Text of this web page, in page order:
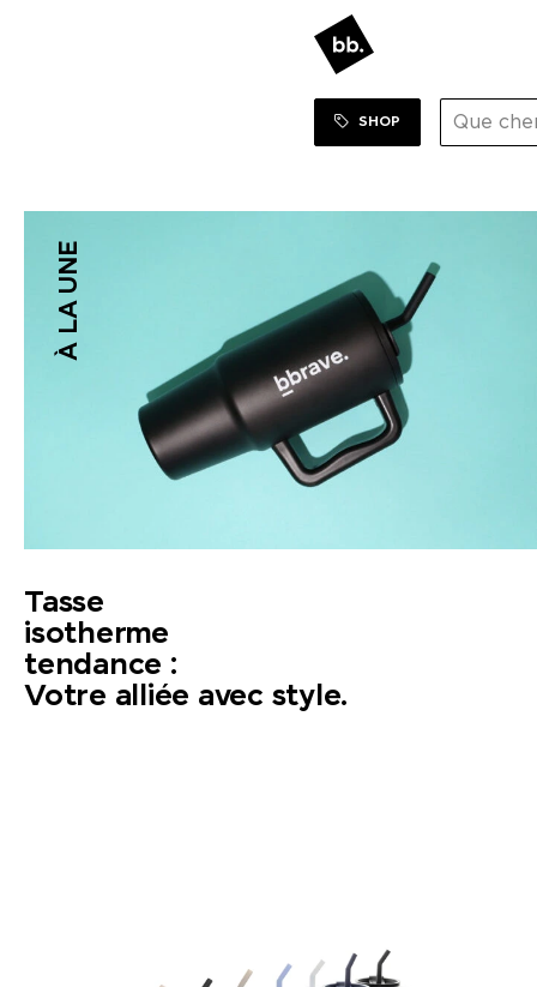
SHOP
À LA UNE
Tasse
isotherme
tendance :
Votre alliée avec style.